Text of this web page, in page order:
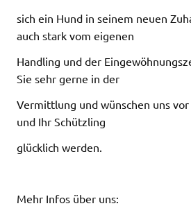
sich ein Hund in seinem neuen
auch stark vom eigenen
Handling und der
Sie sehr gerne in der
Vermittlung und wünschen uns vor
und Ihr Schützling
glücklich werden.
Mehr Infos über uns: